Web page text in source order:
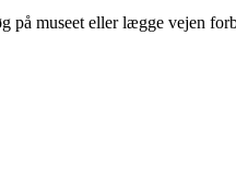
museet eller lægge vejen